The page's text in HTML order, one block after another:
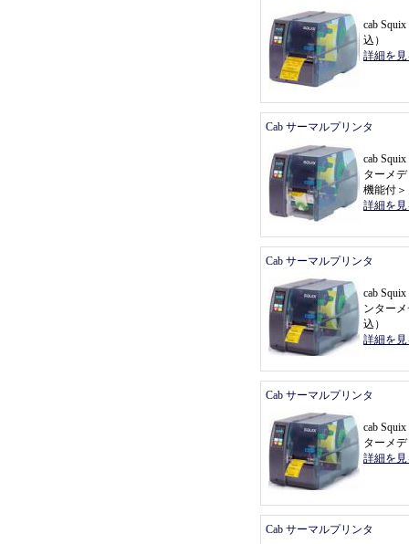
cab
込 ）
詳細を
Cab サーマルプリンタ
cab
ターメ
機能付
詳細を
Cab サーマルプリンタ
cab
ンター
込 ）
詳細を
Cab サーマルプリンタ
cab
ターメ
詳細を
Cab サーマルプリンタ